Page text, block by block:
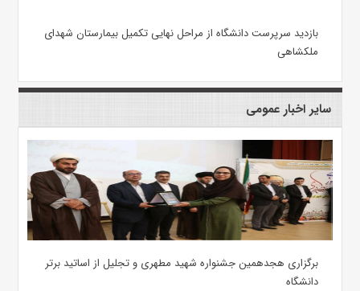
بازدید سرپرست دانشگاه از مراحل نهایی تکمیل بیمارستان شهدای
ملکشاهی
سایر اخبار عمومی
برگزاری هجدهمین جشنواره شهید مطهری و تجلیل از اساتید برتر
دانشگاه